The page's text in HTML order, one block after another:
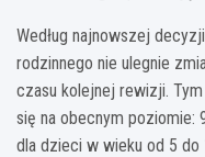
Według najnowszej
rodzinnego nie ulegnie
czasu kolejnej rewizji.
się na obecnym poziomie:
dla dzieci w wieku od 5 do